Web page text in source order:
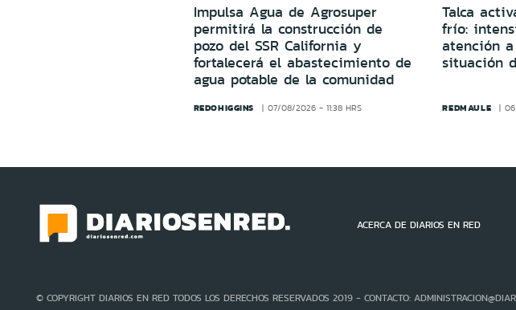
Impulsa Agua de Agrosuper
permitirá la construcción de
pozo del SSR California y
fortalecerá el abastecimiento de
agua potable de la comunidad
REDOHIGGINS 07/08/2026 - 11:38 HRS
Talca
frío:
atención
situación
REDMAULE
ACERCA DE DIARIOS EN RED
© COPYRIGHT DIARIOS EN RED TODOS LOS DERECHOS RESERVADOS 2019 - CONTACTO: